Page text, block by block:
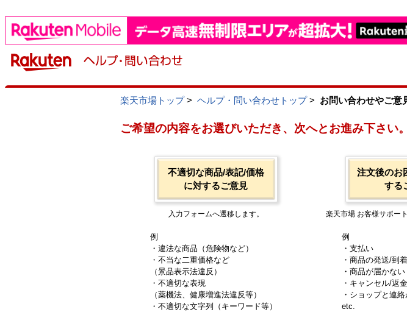
楽天市場トップ> ヘルプ・問い合わせトップ> お問い合わせやご意
ご希望の内容をお選びいただき、次へとお進み下さい。
不適切な商品/表記/価格
に対するご意見
入力フォームへ遷移します。
例
・違法な商品（危険物など）
・不当な二重価格など
（景品表示法違反）
・不適切な表現
（薬機法、健康増進法違反等）
・不適切な文字列（キーワード等）
注文後のお
する
楽天市場 お客様サポー
例
・支払い
・商品の発送/到
・商品が届かない
・キャンセル/返
・ショップと連
etc.